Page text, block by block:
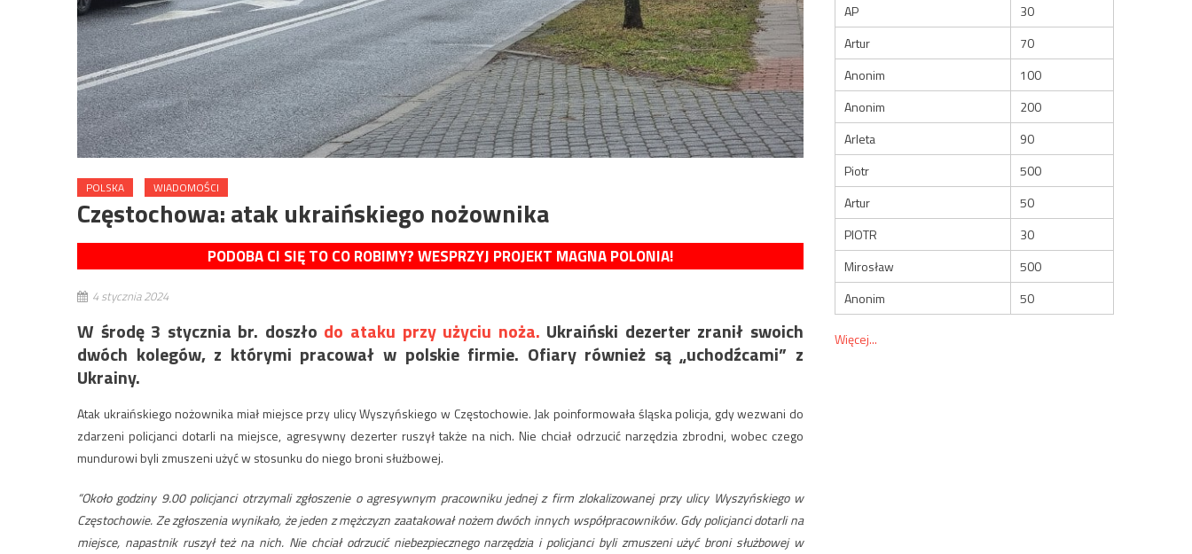
POLSKA WIADOMOŚCI
Częstochowa: atak ukraińskiego nożownika
PODOBA CI SIĘ TO CO ROBIMY? WESPRZYJ PROJEKT MAGNA POLONIA!
4 stycznia 2024
W środę 3 stycznia br. doszło do ataku przy użyciu noża. Ukraiński dezerter zranił swoich
dwóch kolegów, z którymi pracował w polskie firmie. Ofiary również są „uchodźcami” z
Ukrainy.
Atak ukraińskiego nożownika miał miejsce przy ulicy Wyszyńskiego w Częstochowie. Jak poinformowała śląska policja, gdy wezwani do
zdarzeni policjanci dotarli na miejsce, agresywny dezerter ruszył także na nich. Nie chciał odrzucić narzędzia zbrodni, wobec czego
mundurowi byli zmuszeni użyć w stosunku do niego broni służbowej.
“Około godziny 9.00 policjanci otrzymali zgłoszenie o agresywnym pracowniku jednej z firm zlokalizowanej przy ulicy Wyszyńskiego w
Częstochowie. Ze zgłoszenia wynikało, że jeden z mężczyzn zaatakował nożem dwóch innych współpracowników. Gdy policjanci dotarli na
miejsce, napastnik ruszył też na nich. Nie chciał odrzucić niebezpiecznego narzędzia i policjanci byli zmuszeni użyć broni służbowej w
AP
30
Artur
70
Anonim
100
Anonim
200
Arleta
90
Piotr
500
Artur
50
PIOTR
30
Mirosław
500
Anonim
50
Więcej...